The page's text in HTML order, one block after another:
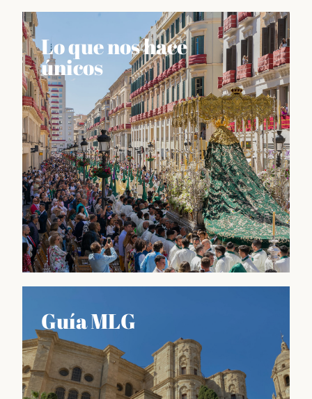
Lo que nos hace
únicos
Información sobre las fiestas más importantes del
calendario malagueño, como la Feria de Agosto o la
Semana Santa, así como también sobre las
tradiciones culinarias, artesanales y culturales que
hacen de esta región un lugar único en España.
Guía MLG